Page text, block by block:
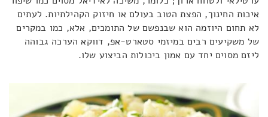
איכות החינוך, הפצת הטוב בעולם או חיזוק הקהילתיות. לעתים
לא תחום היוזמה הוא שבנפשם של התומכים, אלא, כמו במקרים
של משקיעים רבים במיזמי סטארט-אפ, דווקא הערכה גבוהה
ליזם מסוים יחד עם אמון ביכולות הביצוע שלו.